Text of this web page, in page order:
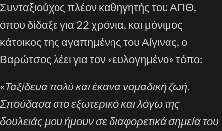
Συνταξιούχος πλέον καθηγητής του ΑΠΘ,
όπου δίδαξε για 22 χρόνια, και μόνιμος
κάτοικος της αγαπημένης του Αίγινας, ο
Βαρώτσος λέει για τον «ευλογημένο» τόπο:
«Ταξίδευα πολύ και έκανα νομαδική ζωή.
Σπούδασα στο εξωτερικό και λόγω της
δουλειάς μου ήμουν σε διαφορετικά σημεία του